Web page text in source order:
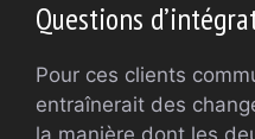
Questions
Pour ces clients
entraînerait des
la manière dont les